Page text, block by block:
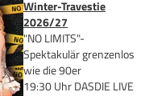
Winter-Travestie
2026/27
"NO LIMITS"-
Spektakulär grenzenlos
wie die 90er
19:30 Uhr DASDIE LIVE